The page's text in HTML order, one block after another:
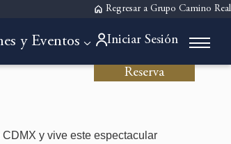
Regresar a Grupo Camino Real
y Eventos Iniciar Sesión
Reserva
y vive este espectacular